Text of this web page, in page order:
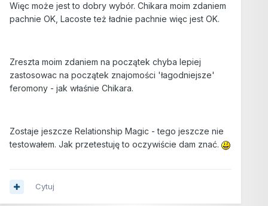
Więc może jest to dobry wybór. Chikara moim zdaniem
pachnie OK, Lacoste też ładnie pachnie więc jest OK.
Zreszta moim zdaniem na początek chyba lepiej
zastosowac na początek znajomości 'łagodniejsze'
feromony - jak właśnie Chikara.
Zostaje jeszcze Relationship Magic - tego jeszcze nie
testowałem. Jak przetestuję to oczywiście dam znać.
Cytuj